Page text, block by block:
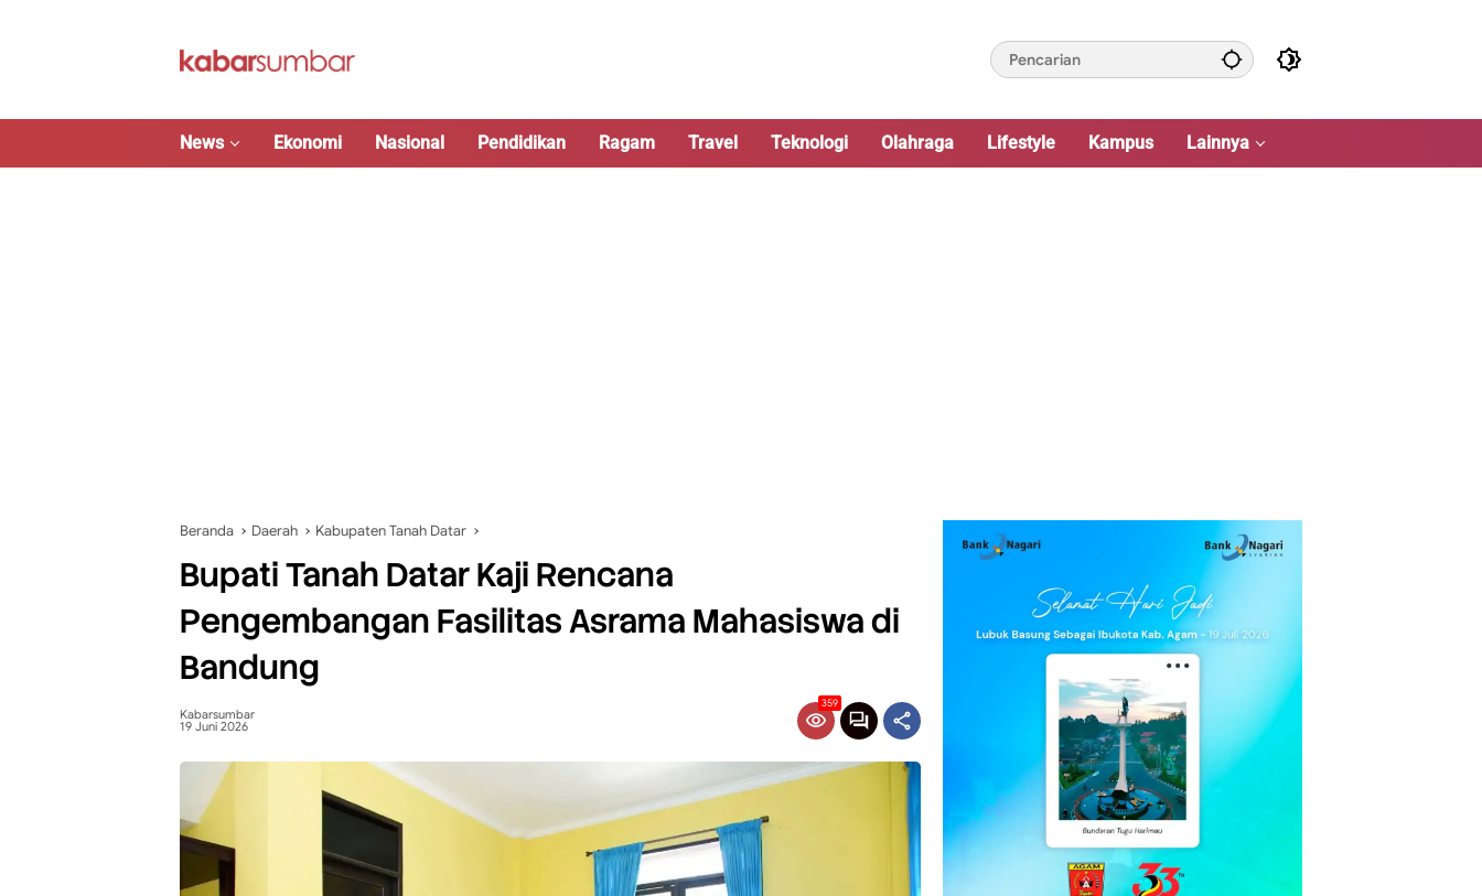
News Ekonomi Nasional Pendidikan Ragam Travel Teknologi Olahraga Lifestyle Kampus Lainnya
Beranda Daerah Kabupaten Tanah Datar
Bupati Tanah Datar Kaji Rencana
Pengembangan Fasilitas Asrama Mahasiswa di
Bandung
Kabarsumbar
19 Juni 2026
359